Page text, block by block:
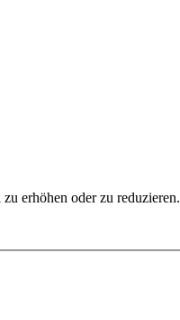
erhöhen oder zu reduzieren.